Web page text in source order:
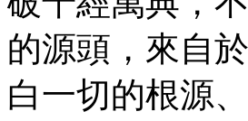
的源頭，來自
白一切的根源